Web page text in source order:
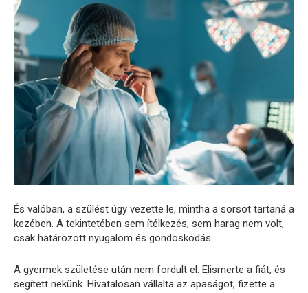
És valóban, a szülést úgy vezette le, mintha a sorsot tartaná a
kezében. A tekintetében sem ítélkezés, sem harag nem volt,
csak határozott nyugalom és gondoskodás.
A gyermek születése után nem fordult el. Elismerte a fiát, és
segített nekünk. Hivatalosan vállalta az apaságot, fizette a